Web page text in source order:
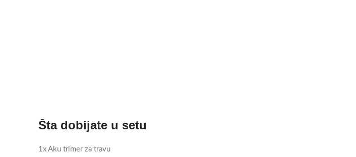
Šta dobijate u setu
1x Aku trimer za travu